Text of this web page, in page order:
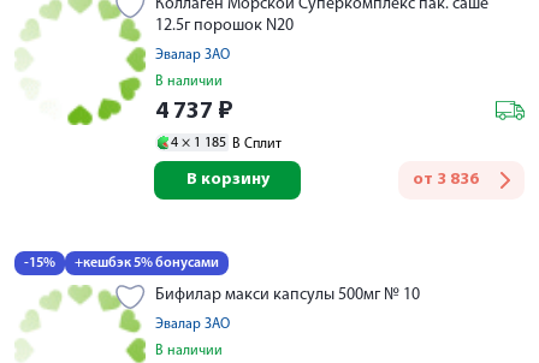
Коллаген Морской Суперкомплекс пак. саше
12.5г порошок N20
Эвалар ЗАО
В наличии
4 737 ₽
4 × 1 185 В Сплит
от 3 836
В корзину
-15% +кешбэк 5% бонусами
Бифилар макси капсулы 500мг № 10
Эвалар ЗАО
В наличии